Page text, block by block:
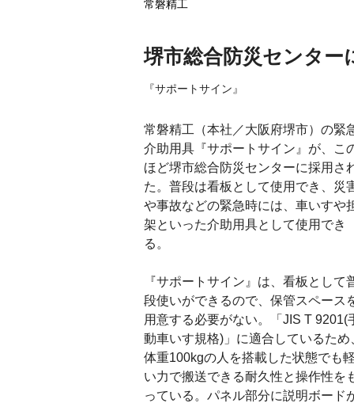
常磐精工
堺市総合防災センター
『サポートサイン』
常磐精工（本社／大阪府堺市）の緊
介助用具『サポートサイン』が、こ
ほど堺市総合防災センターに採用さ
た。普段は看板として使用でき、災
や事故などの緊急時には、車いすや
架といった介助用具として使用でき
る。
『サポートサイン』は、看板として
段使いができるので、保管スペース
用意する必要がない。「JIS T 9201(
動車いす規格)」に適合しているため
体重100kgの人を搭載した状態でも
い力で搬送できる耐久性と操作性を
っている。パネル部分に説明ボー